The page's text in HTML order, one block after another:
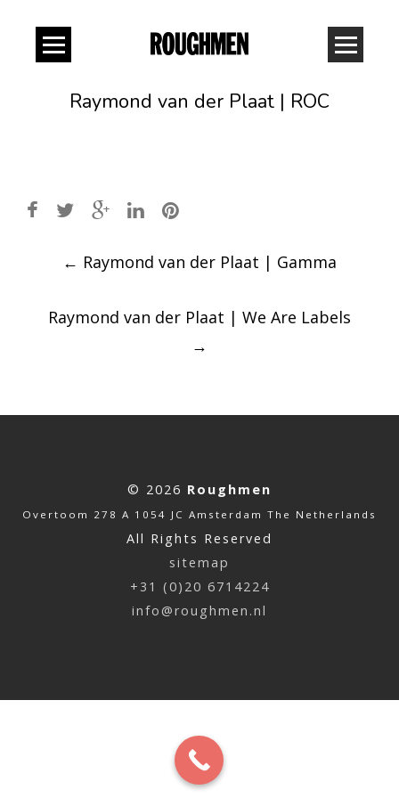
Raymond van der Plaat | ROC
Post
navigation
← Raymond van der Plaat | Gamma
Raymond van der Plaat | We Are Labels
→
© 2026 Roughmen
Overtoom 278 A 1054 JC Amsterdam The Netherlands
All Rights Reserved
sitemap
+31 (0)20 6714224
info@roughmen.nl